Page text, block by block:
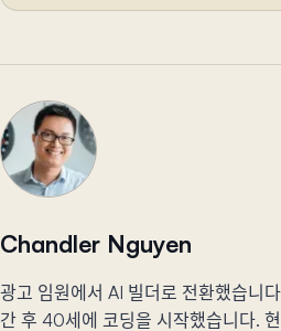
Chandler Nguyen
광고 임원에서 AI 빌더로 전환했습니
간 후 40세에 코딩을 시작했습니다.